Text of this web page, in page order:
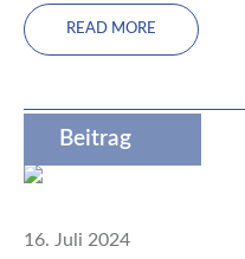
READ MORE
Beitrag
16. Juli 2024